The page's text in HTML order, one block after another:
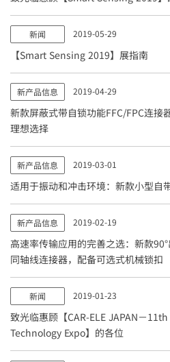
新闻 2019-05-29
【Smart Sensing 2019】展指南
新产品信息 2019-04-29
新款屏蔽式带自锁功能FFC/FPC连接
理想选择
新产品信息 2019-03-01
适用于振动和冲击环境：新款小型自
新产品信息 2019-02-19
高速率传输应用的完善之选：新款
同轴线连接器，配备可选式机械锁扣
新闻 2019-01-23
致光临惠顾【CAR-ELE JAPAN－
Technology Expo】的各位